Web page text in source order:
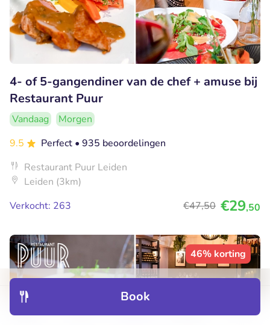
Book
4- of 5-gangendiner van de chef + amuse bij
Restaurant Puur
Vandaag
Morgen
9.5
Perfect • 935 beoordelingen
Restaurant Puur Leiden
Leiden (3km)
Verkocht: 263
€47,50 €29,50
46% korting